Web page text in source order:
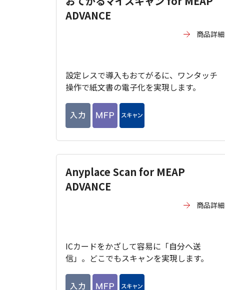
ADVANCE
商品詳細
設定レスで導入もおてがるに、ワンタッチ
操作で紙文書の電子化を実現します。
Anyplace Scan for MEAP
ADVANCE
商品詳細
ICカードをかざして容易に「自分へ送
信」。どこでもスキャンを実現します。